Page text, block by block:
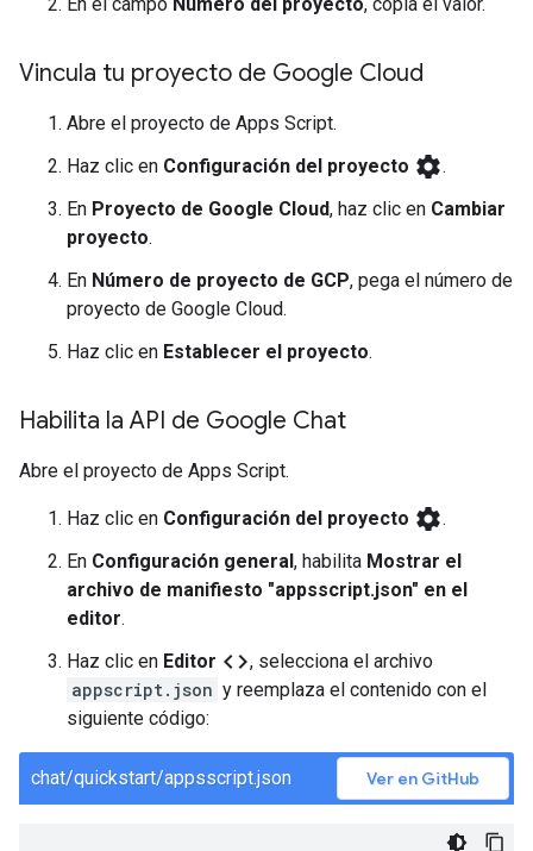
Vincula tu proyecto de Google Cloud
Abre el proyecto de Apps Script.
Haz clic en Configuración del proyecto settings.
En Proyecto de Google Cloud, haz clic en Cambiar
proyecto.
En Número de proyecto de GCP, pega el número de
proyecto de Google Cloud.
Haz clic en Establecer el proyecto.
Habilita la API de Google Chat
Abre el proyecto de Apps Script.
Haz clic en Configuración del proyecto settings.
En Configuración general, habilita Mostrar el
archivo de manifiesto "appsscript.json" en el
editor.
Haz clic en Editor code, selecciona el archivo
appscript.json y reemplaza el contenido con el
siguiente código:
chat/quickstart/appsscript.json Ver en GitHub